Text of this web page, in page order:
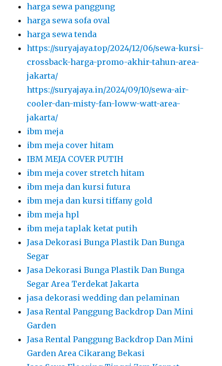
harga sewa panggung
harga sewa sofa oval
harga sewa tenda
https://suryajaya.top/2024/12/06/sewa-kursi-
crossback-harga-promo-akhir-tahun-area-
jakarta/
https://suryajaya.in/2024/09/10/sewa-air-
cooler-dan-misty-fan-loww-watt-area-
jakarta/
ibm meja
ibm meja cover hitam
IBM MEJA COVER PUTIH
ibm meja cover stretch hitam
ibm meja dan kursi futura
ibm meja dan kursi tiffany gold
ibm meja hpl
ibm meja taplak ketat putih
Jasa Dekorasi Bunga Plastik Dan Bunga
Segar
Jasa Dekorasi Bunga Plastik Dan Bunga
Segar Area Terdekat Jakarta
jasa dekorasi wedding dan pelaminan
Jasa Rental Panggung Backdrop Dan Mini
Garden
Jasa Rental Panggung Backdrop Dan Mini
Garden Area Cikarang Bekasi